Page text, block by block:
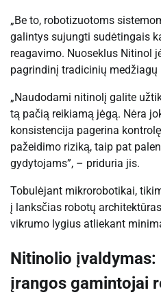
„Be to, robotizuotoms
galintys sujungti sudėtingais
reagavimo. Nuoseklus Nitinol
pagrindinį tradicinių medžiagų
„Naudodami nitinolį galite
tą pačią reikiamą jėgą. Nėra
konsistencija pagerina
pažeidimo riziką, taip pat
gydytojams”, – priduria jis.
Tobulėjant mikrorobotikai,
į lanksčias robotų
vikrumo lygius atliekant
Nitinolio
įrangos gamintojai